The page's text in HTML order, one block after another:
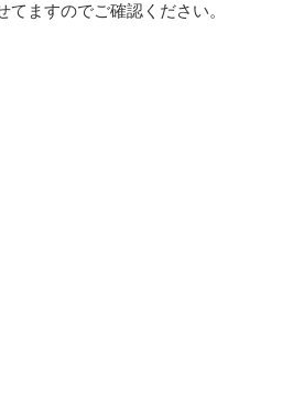
てますのでご確認ください。